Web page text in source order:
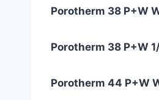
Porotherm 38 P+W
Porotherm 38 P+W
Porotherm 44 P+W